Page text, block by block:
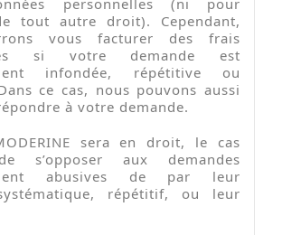
tout autre droit). Cependant,
vous facturer des frais
si votre demande est
infondée, répétitive ou
ce cas, nous pouvons aussi
à votre demande.
sera en droit, le cas
s’opposer aux demandes
abusives de par leur
répétitif, ou leur